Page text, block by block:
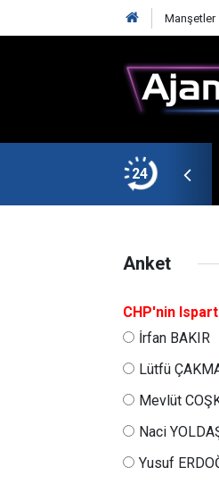
Manşetler
24
Anket
CHP'nin
İrfan BAKIR
Lütfü
Mevlüt
Naci
Yusuf